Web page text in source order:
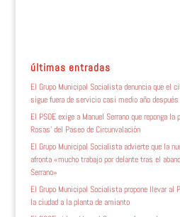
últimas entradas
El Grupo Municipal Socialista denuncia que el
sigue fuera de servicio casi medio año
El PSOE exige a Manuel Serrano que reponga la
Rosas’ del Paseo de Circunvalación
El Grupo Municipal Socialista advierte que la
afronta «mucho trabajo por delante tras el
Serrano»
El Grupo Municipal Socialista propone llevar al
la ciudad a la planta de amianto